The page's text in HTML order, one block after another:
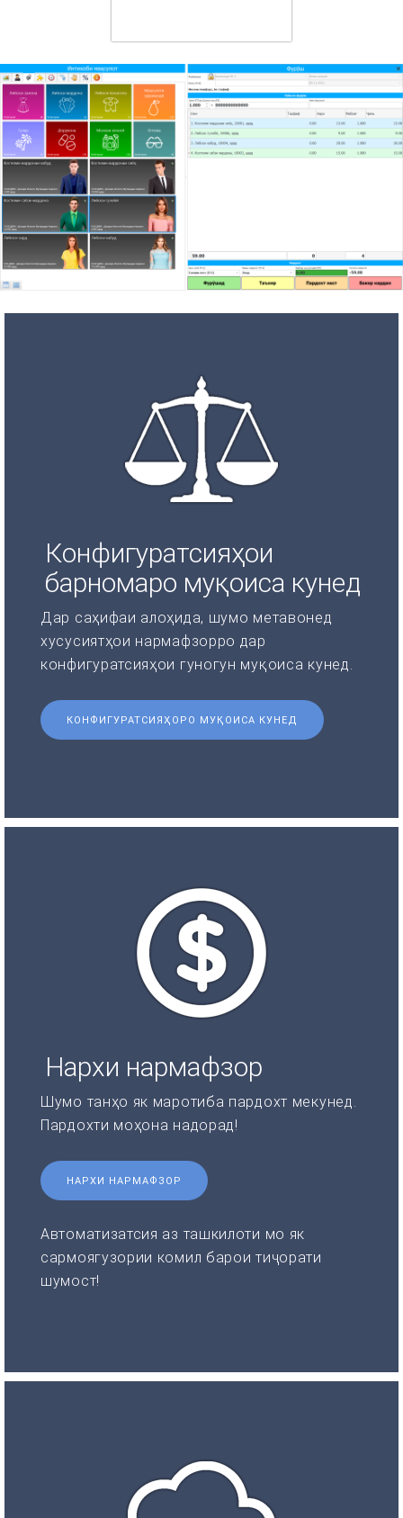
Конфигуратсияҳои
барномаро муқоиса кунед
Дар саҳифаи алоҳида, шумо метавонед
хусусиятҳои нармафзорро дар
конфигуратсияҳои гуногун муқоиса кунед.
КОНФИГУРАТСИЯҲОРО МУҚОИСА КУНЕД
Нархи нармафзор
Шумо танҳо як маротиба пардохт мекунед.
Пардохти моҳона надорад!
НАРХИ НАРМАФЗОР
Автоматизатсия аз ташкилоти мо як
сармоягузории комил барои тиҷорати
шумост!